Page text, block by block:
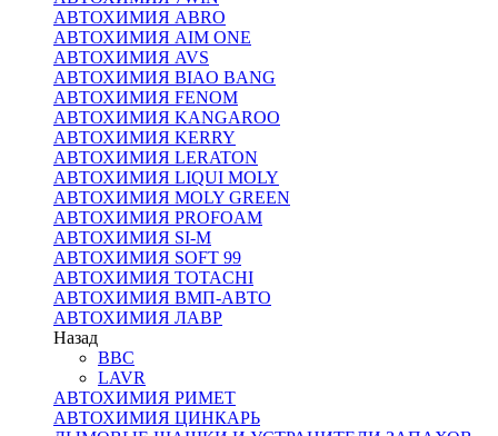
АВТОХИМИЯ ABRO
АВТОХИМИЯ AIM ONE
АВТОХИМИЯ AVS
АВТОХИМИЯ BIAO BANG
АВТОХИМИЯ FENOM
АВТОХИМИЯ KANGAROO
АВТОХИМИЯ KERRY
АВТОХИМИЯ LERATON
АВТОХИМИЯ LIQUI MOLY
АВТОХИМИЯ MOLY GREEN
АВТОХИМИЯ PROFOAM
АВТОХИМИЯ SI-M
АВТОХИМИЯ SOFT 99
АВТОХИМИЯ TOTACHI
АВТОХИМИЯ ВМП-АВТО
АВТОХИМИЯ ЛАВР
Назад
BBC
LAVR
АВТОХИМИЯ РИМЕТ
АВТОХИМИЯ ЦИНКАРЬ